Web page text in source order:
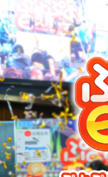
ぷよぷよeスポー